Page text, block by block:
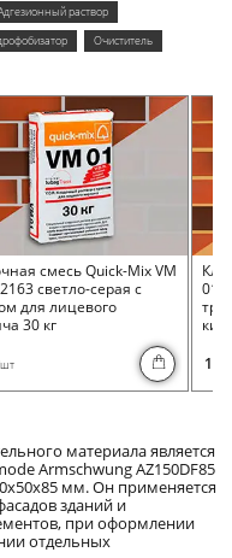
раствор
Очиститель
смесь Quick-Mix VM
светло-серая с
для лицевого
30 кг
01.I
материала является
Armschwung AZ150DF85
мм. Он применяется
зданий и
при оформлении
отдельных